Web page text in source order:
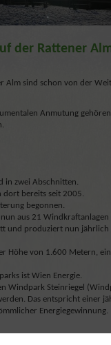
der Rattener
Alm sind schon von der
Anmutung
in zwei Abschnitten.
bereits seit 2005.
begonnen.
aus 21
und produziert nun jährlich
Höhe von 1.600 Metern,
ist Wien Energie.
Windpark Steinriegel
Das entspricht einer
Energiegewinnung.